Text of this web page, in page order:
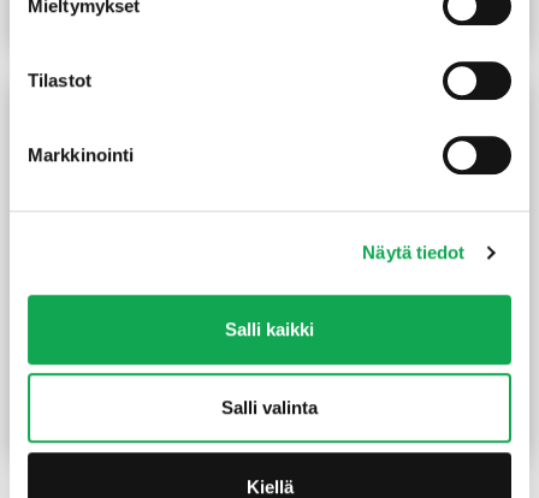
Mieltymykset
Tilastot
Markkinointi
Näytä tiedot
Salli kaikki
Salli valinta
Kiellä
Lue lisää
valkoinen
Lue lisää